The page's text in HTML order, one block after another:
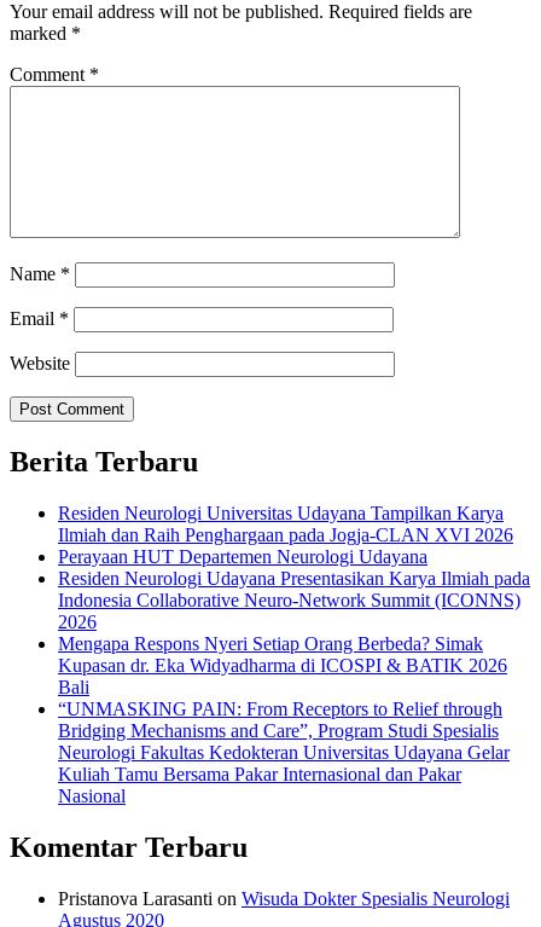
Your email address will not be published. Required fields are
marked *
Comment *
Name *
Email *
Website
Berita Terbaru
Residen Neurologi Universitas Udayana Tampilkan Karya
Ilmiah dan Raih Penghargaan pada Jogja-CLAN XVI 2026
Perayaan HUT Departemen Neurologi Udayana
Residen Neurologi Udayana Presentasikan Karya Ilmiah pada
Indonesia Collaborative Neuro-Network Summit (ICONNS)
2026
Mengapa Respons Nyeri Setiap Orang Berbeda? Simak
Kupasan dr. Eka Widyadharma di ICOSPI & BATIK 2026
Bali
“UNMASKING PAIN: From Receptors to Relief through
Bridging Mechanisms and Care”, Program Studi Spesialis
Neurologi Fakultas Kedokteran Universitas Udayana Gelar
Kuliah Tamu Bersama Pakar Internasional dan Pakar
Nasional
Komentar Terbaru
Pristanova Larasanti on Wisuda Dokter Spesialis Neurologi
Agustus 2020